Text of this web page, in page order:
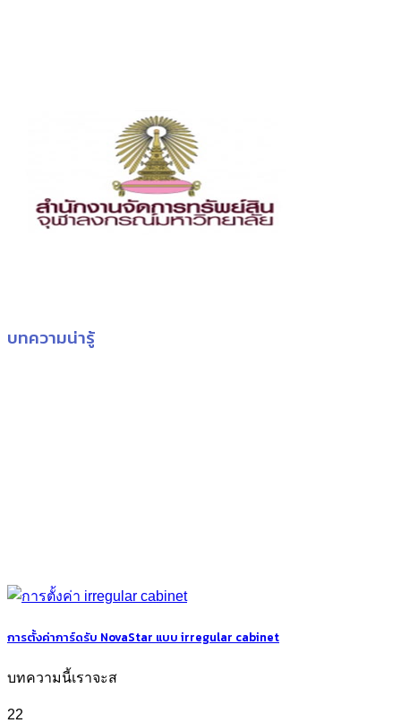
บทความน่ารู้
การตั้งค่าการ์ดรับ NovaStar แบบ irregular cabinet
บทความนี้เราจะส
22